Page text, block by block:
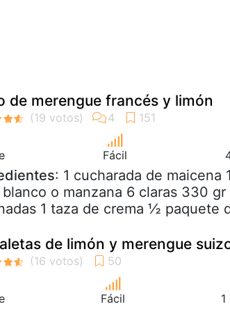
de merengue francés y limón
Fácil
: 1 cucharada de maicena
o manzana 6 claras 330
1 taza de crema ½ paquete
de limón y merengue
Fácil 1